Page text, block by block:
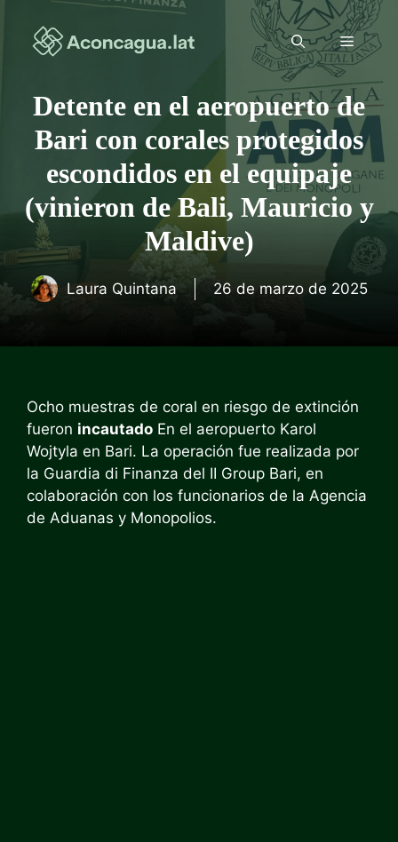
contenido
Menú
Detente en el aeropuerto de
Bari con corales protegidos
escondidos en el equipaje
(vinieron de Bali, Mauricio y
Maldive)
Laura Quintana 26 de marzo de 2025
Ocho muestras de coral en riesgo de extinción
fueron incautado En el aeropuerto Karol
Wojtyla en Bari. La operación fue realizada por
la Guardia di Finanza del II Group Bari, en
colaboración con los funcionarios de la Agencia
de Aduanas y Monopolios.